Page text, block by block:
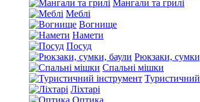
Мангали та грилі
Меблі
Вогнище
Намети
Посуд
Рюкзаки,
Спальні мішки
Ліхтарі
Оптика